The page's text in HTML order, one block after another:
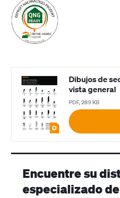
Dibujos de
vista general
PDF, 289 KB
Encuentre su
especializado de